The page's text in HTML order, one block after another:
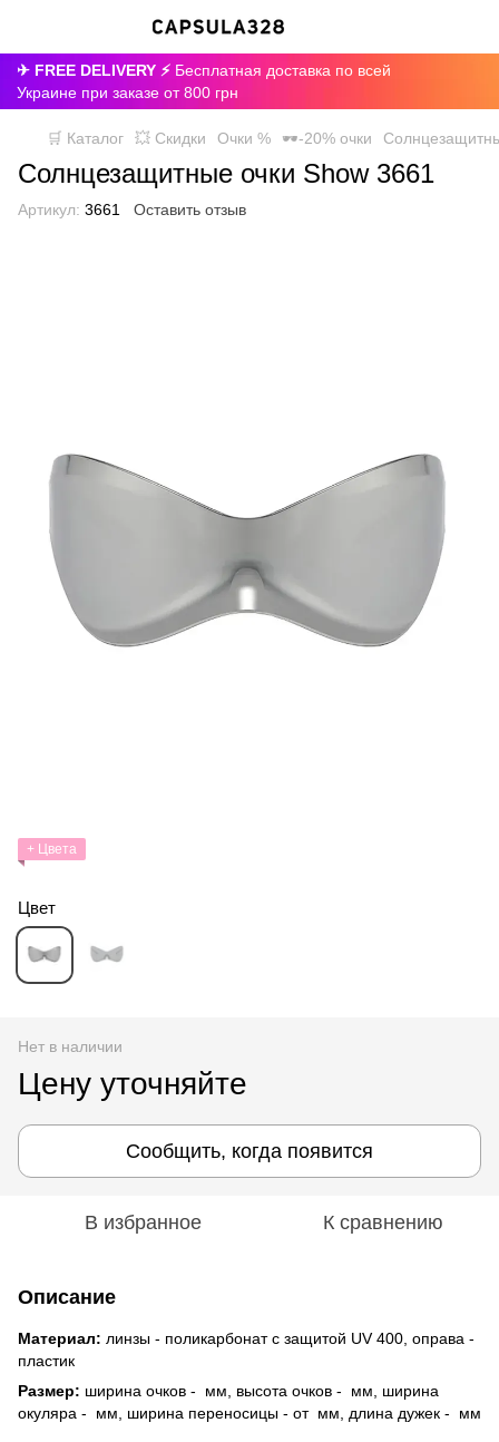
✈ FREE DELIVERY ⚡ Бесплатная доставка по всей
Украине при заказе от 800 грн
🛒 Каталог 💥 Скидки Очки % 🕶-20% очки
Солнцезащитные очки Show 3661
Артикул: 3661 Оставить отзыв
+ Цвета
Цвет
Нет в наличии
Цену уточняйте
Сообщить, когда появится
В избранное К сравнению
Описание
Материал: линзы - поликарбонат с защитой UV 400, оправа -
пластик
Размер: ширина очков - мм, высота очков - мм, ширина
окуляра - мм, ширина переносицы - от мм, длина дужек - мм